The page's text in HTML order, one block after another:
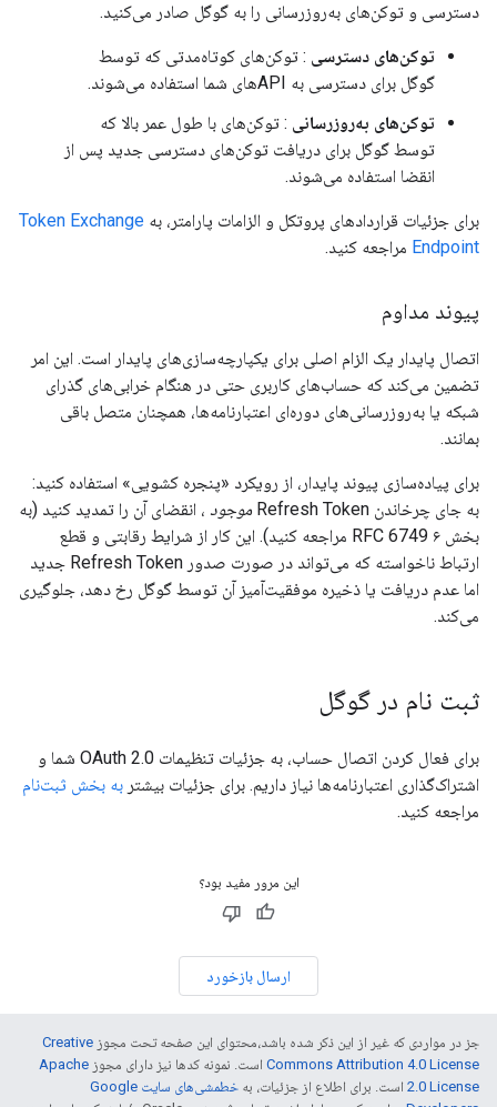
دسترسی و توکن‌های به‌روزرسانی را به گوگل صادر می‌کنید.
توکن‌های دسترسی : توکن‌های کوتاه‌مدتی که توسط
گوگل برای دسترسی به APIهای شما استفاده می‌شوند.
توکن‌های به‌روزرسانی : توکن‌های با طول عمر بالا که
توسط گوگل برای دریافت توکن‌های دسترسی جدید پس از
انقضا استفاده می‌شوند.
برای جزئیات قراردادهای پروتکل و الزامات پارامتر، به Token Exchange
Endpoint مراجعه کنید.
پیوند مداوم
اتصال پایدار یک الزام اصلی برای یکپارچه‌سازی‌های پایدار است. این امر
تضمین می‌کند که حساب‌های کاربری حتی در هنگام خرابی‌های گذرای
شبکه یا به‌روزرسانی‌های دوره‌ای اعتبارنامه‌ها، همچنان متصل باقی
بمانند.
برای پیاده‌سازی پیوند پایدار، از رویکرد «پنجره کشویی» استفاده کنید:
به جای چرخاندن Refresh Token
موجود ، انقضای آن را تمدید کنید (به
بخش ۶ RFC 6749 مراجعه کنید). این کار از شرایط رقابتی و قطع
ارتباط ناخواسته که می‌تواند در صورت صدور Refresh Token جدید
اما عدم دریافت یا ذخیره موفقیت‌آمیز آن توسط گوگل رخ دهد، جلوگیری
می‌کند.
ثبت نام در گوگل
برای فعال کردن اتصال حساب، به جزئیات تنظیمات OAuth 2.0 شما و
اشتراک‌گذاری اعتبارنامه‌ها نیاز داریم. برای جزئیات بیشتر به بخش ثبت‌نام
مراجعه کنید.
این مرور مفید بود؟
ارسال بازخورد
جز در مواردی که غیر از این ذکر شده باشد،‌محتوای این صفحه تحت مجوز Creative
Commons Attribution 4.0 License است. نمونه کدها نیز دارای مجوز Apache
2.0 License است. برای اطلاع از جزئیات، به
خطمشی‌های سایت Google